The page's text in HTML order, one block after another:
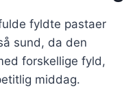
fyldte pastaer
sund, da den
forskellige fyld,
middag.